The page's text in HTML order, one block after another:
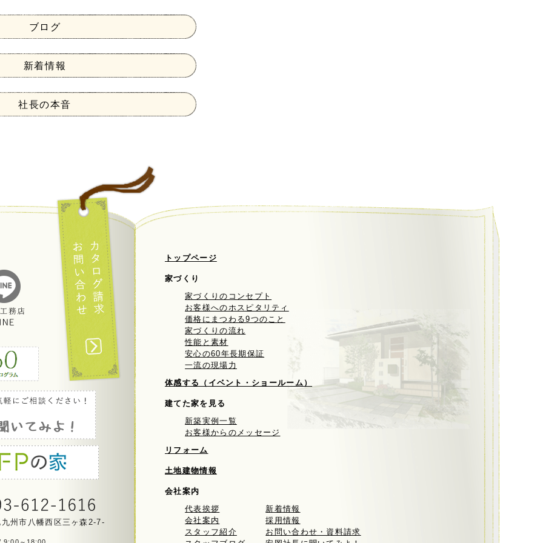
ブログ
新着情報
社長の本音
州市八幡西区三ヶ森2-7-
トップページ
家づくり
家づくりのコンセプト
お客様へのホスピタリティ
価格にまつわる9つのこと
家づくりの流れ
性能と素材
安心の60年長期保証
一流の現場力
体感する（イベント・ショールーム）
建てた家を見る
新築実例一覧
お客様からのメッセージ
リフォーム
土地建物情報
会社案内
代表挨拶
会社案内
スタッフ紹介
新着情報
採用情報
お問い合わせ・資料請求